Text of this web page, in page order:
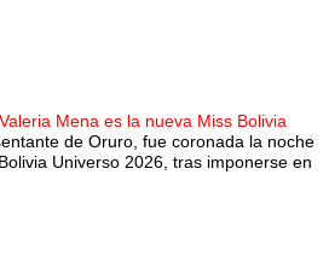
Mena es la nueva Miss Bolivia
de Oruro, fue coronada la noche
Universo 2026, tras imponerse en